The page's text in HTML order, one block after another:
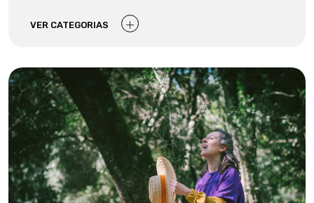
VER CATEGORIAS